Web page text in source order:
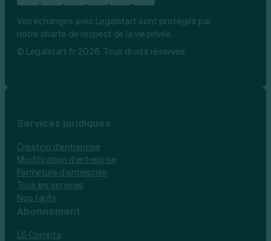
Vos échanges avec Legalstart sont protégés par
notre charte de respect de la vie privée.
© Legalstart.fr 2026. Tous droits réservés.
Services juridiques
Création d’entreprise
Modification d’entreprise
Fermeture d’entreprise
Tous les services
Nos tarifs
Abonnement
LS Compta